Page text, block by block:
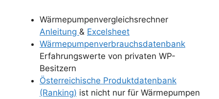
Wärmepumpenvergleichsrechner
Anleitung & Excelsheet
Wärmepumpenverbrauchsdatenbank
Erfahrungswerte von privaten WP-
Besitzern
Österreichische Produktdatenbank
(Ranking) ist nicht nur für Wärmepumpen